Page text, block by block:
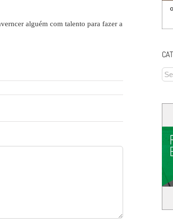
alguém com talento para fazer a